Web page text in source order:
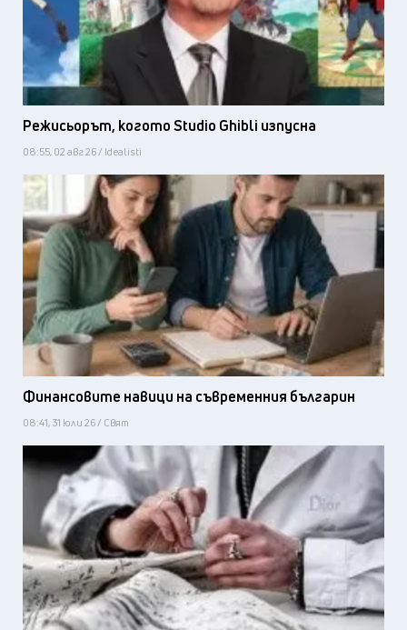
Режисьорът, когото Studio Ghibli изпусна
08:55, 02 авг 26 / Idealisti
Финансовите навици на съвременния българин
08:41, 31 юли 26 / Свят